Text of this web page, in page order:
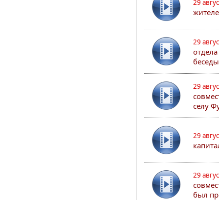
29
29
29
селу
29
29
был